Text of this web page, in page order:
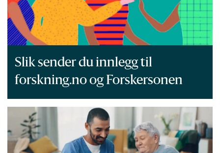
Slik sender du innlegg til
forskning.no og Forskersonen